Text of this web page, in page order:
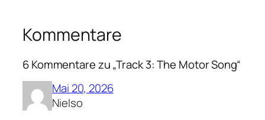
Kommentare
6 Kommentare zu „Track 3: The Motor Song“
Mai 20, 2026
Nielso